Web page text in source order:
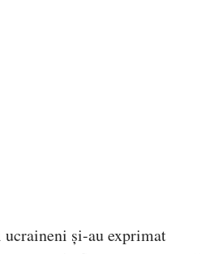
și-au exprimat